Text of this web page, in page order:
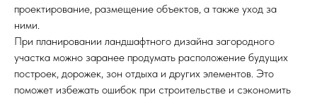
проектирование, размещение объектов, а также уход за
ними.
При планировании ландшафтного дизайна загородного
участка можно заранее продумать расположение будущих
построек, дорожек, зон отдыха и других элементов. Это
поможет избежать ошибок при строительстве и сэкономить